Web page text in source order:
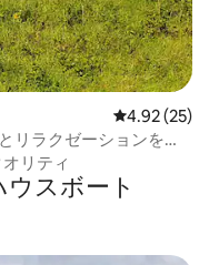
レビュー25
4.92 (25)
リラクゼーションを楽
リティ
スボート